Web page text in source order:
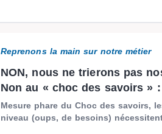
Reprenons la main sur notre métier
NON, nous ne trierons pas
Non au « choc des savoirs » :
Mesure phare du Choc des savoirs,
niveau (oups, de besoins)